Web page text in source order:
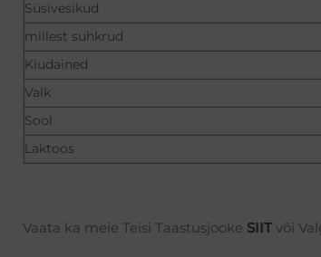
Süsivesikud
millest suhkrud
Kiudained
Valk
Sool
Laktoos
Vaata ka meie Teisi Taastusjooke SIITvõi